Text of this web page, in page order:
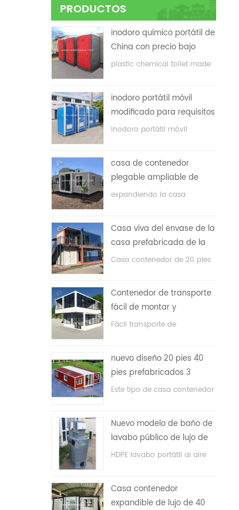
PRODUCTOS
inodoro químico portátil de
China con precio bajo
plastic chemical toilet made
inodoro portátil móvil
modificado para requisitos
particulares barato de
inodoro portátil móvil
casa de contenedor
plegable ampliable de
bajo precio
expandiendo la casa
Casa viva del envase de la
casa prefabricada de la
prueba de fuego de los
Casa contenedor de 20 pies
Contenedor de transporte
fácil de montar y
conveniente
Fácil transporte de
nuevo diseño 20 pies 40
pies prefabricados 3
dormitorios pequeña casa
Este tipo de casa contenedor
dormitorios, un baño y con
sistema eléctrico.
Nuevo modelo de baño de
lavabo público de lujo de
plástico HDPE de doble
HDPE lavabo portátil al aire
Casa contenedor
expandible de lujo de 40